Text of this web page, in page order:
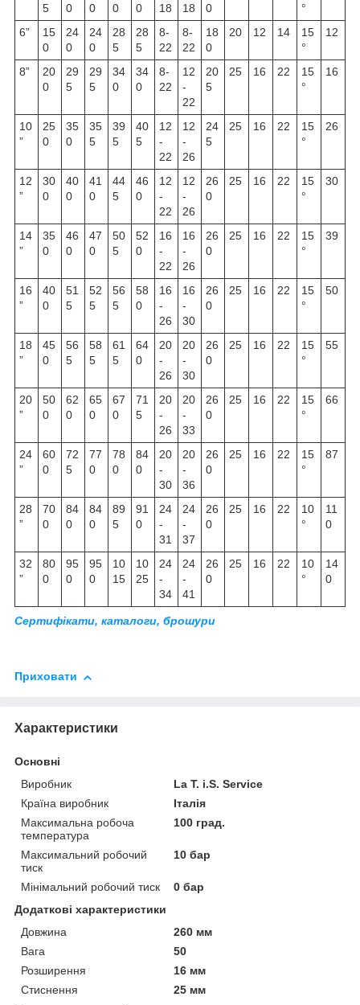
5 0 0 0 0 18 18 0
°
6”
15
0
24
0
24
0
28
5
28
5
8-
22
8-
22
18
0
20 12 14
15
°
12
8”
20
0
29
5
29
5
34
0
34
0
8-
22
12
-
22
20
5
25 16 22
15
°
16
10
”
25
0
35
0
35
5
39
5
40
5
12
-
22
12
-
26
24
5
25 16 22
15
°
26
12
”
30
0
40
0
41
0
44
5
46
0
12
-
22
12
-
26
26
0
25 16 22
15
°
30
14
”
35
0
46
0
47
0
50
5
52
0
16
-
22
16
-
26
26
0
25 16 22
15
°
39
16
”
40
0
51
5
52
5
56
5
58
0
16
-
26
16
-
30
26
0
25 16 22
15
°
50
18
”
45
0
56
5
58
5
61
5
64
0
20
-
26
20
-
30
26
0
25 16 22
15
°
55
20
”
50
0
62
0
65
0
67
0
71
5
20
-
26
20
-
33
26
0
25 16 22
15
°
66
24
”
60
0
72
5
77
0
78
0
84
0
20
-
30
20
-
36
26
0
25 16 22
15
°
87
28
”
70
0
84
0
84
0
89
5
91
0
24
-
31
24
-
37
26
0
25 16 22
10
°
11
0
32
”
80
0
95
0
95
0
10
15
10
25
24
-
34
24
-
41
26
0
25 16 22
10
°
14
0
Сертифікати, каталоги, брошури
Приховати
Характеристики
Основні
Виробник
La T. i.S. Service
Країна виробник
Італія
Максимальна робоча
температура
100 град.
Максимальний робочий
тиск
10 бар
Мінімальний робочий тиск
0 бар
Додаткові характеристики
Довжина
260 мм
Вага
50
Розширення
16 мм
Стиснення
25 мм